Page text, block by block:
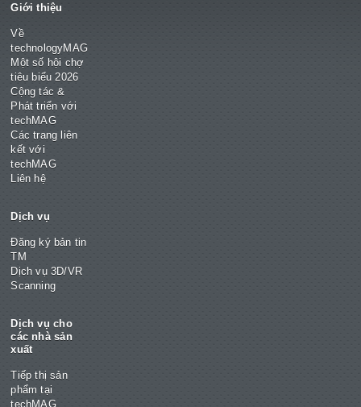
Giới thiệu
Về
technologyMAG
Một số hội chợ
tiêu biểu 2026
Cộng tác &
Phát triển với
techMAG
Các trang liên
kết với
techMAG
Liên hệ
Dịch vụ
Đăng ký bản tin
TM
Dịch vụ 3D/VR
Scanning
Dịch vụ cho
các nhà sản
xuất
Tiếp thị sản
phẩm tại
techMAG